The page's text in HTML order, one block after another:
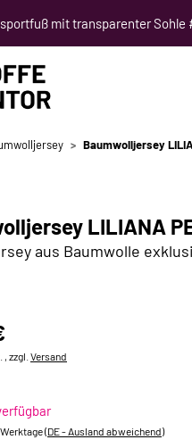
mit transparenter Sohle
Baumwolljersey
LILIANA
aus Baumwolle
zzgl. Versand
Werktage(DE - Ausland abweichend)